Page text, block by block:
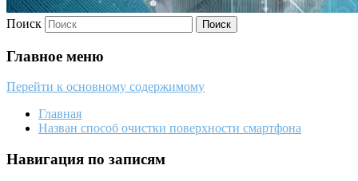
Поиск
Главное меню
Перейти к основному содержимому
Главная
Назван способ очистки поверхности смартфона
Навигация по записям